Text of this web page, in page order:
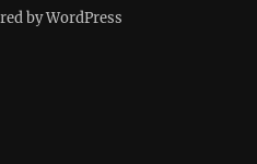
by WordPress